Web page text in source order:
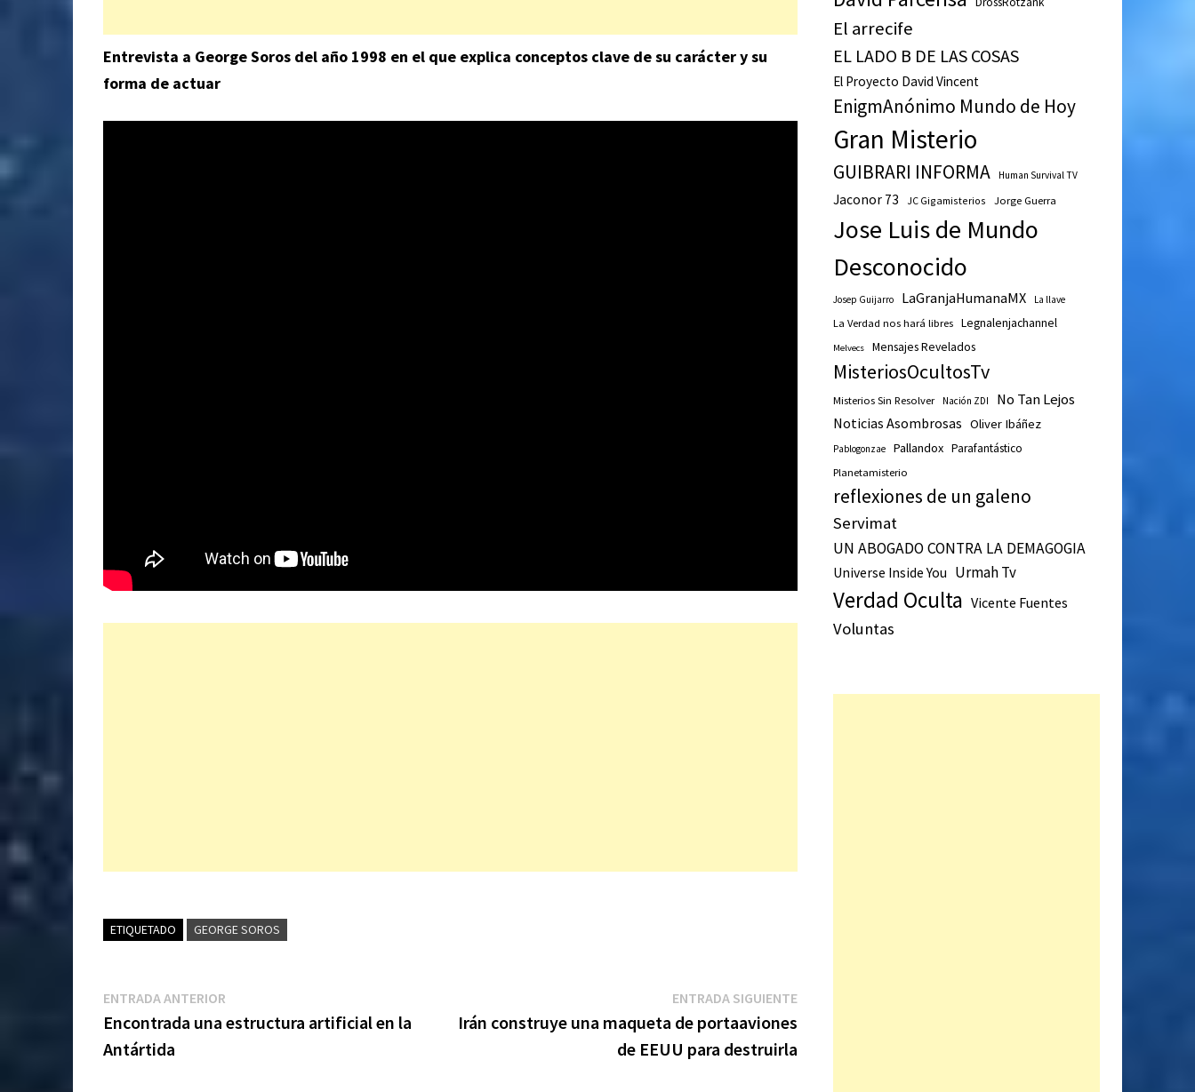
Entrevista a George Soros del año 1998 en el que explica conceptos clave de su carácter y su
forma de actuar
ETIQUETADO GEORGE SOROS
Navegación
de
ENTRADA ANTERIOREntrada
anterior:
Encontrada una estructura artificial en la
Antártida
ENTRADA SIGUIENTEEntrada
siguiente:
Irán construye una maqueta de portaaviones
de EEUU para destruirla
El arrecife
EL LADO B DE LAS COSAS
El Proyecto David Vincent
EnigmAnónimo Mundo de Hoy
Gran Misterio
GUIBRARI INFORMA Human Survival TV
Jaconor 73 JC Gigamisterios Jorge Guerra
Jose Luis de Mundo
Desconocido
Josep Guijarro LaGranjaHumanaMX La llave
La Verdad nos hará libres Legnalenjachannel
Melvecs Mensajes Revelados
MisteriosOcultosTv
Misterios Sin Resolver Nación ZDI No Tan Lejos
Noticias Asombrosas Oliver Ibáñez
Pablogonzae Pallandox Parafantástico
Planetamisterio
reflexiones de un galeno
Servimat
UN ABOGADO CONTRA LA DEMAGOGIA
Universe Inside You Urmah Tv
Verdad Oculta Vicente Fuentes
Voluntas